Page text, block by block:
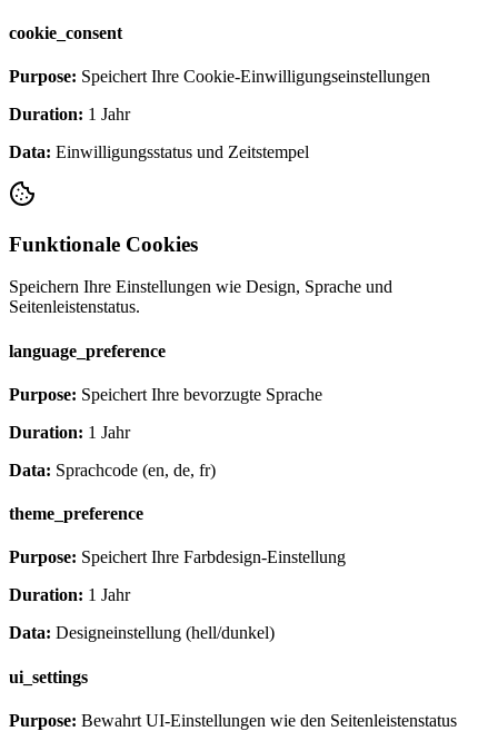
cookie_consent
Purpose: Speichert Ihre Cookie-Einwilligungseinstellungen
Duration: 1 Jahr
Data: Einwilligungsstatus und Zeitstempel
Funktionale Cookies
Speichern Ihre Einstellungen wie Design, Sprache und
Seitenleistenstatus.
language_preference
Purpose: Speichert Ihre bevorzugte Sprache
Duration: 1 Jahr
Data: Sprachcode (en, de, fr)
theme_preference
Purpose: Speichert Ihre Farbdesign-Einstellung
Duration: 1 Jahr
Data: Designeinstellung (hell/dunkel)
ui_settings
Purpose: Bewahrt UI-Einstellungen wie den Seitenleistenstatus